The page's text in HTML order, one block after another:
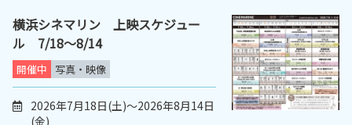
横浜シネマリン 上映スケジュー
ル 7/18～8/14
開催中 写真・映像
2026年7月18日(土)～2026年8月14日
(金)